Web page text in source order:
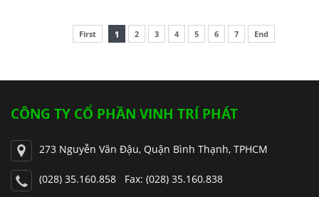
First 1 2 3 4 5 6 7 End
CÔNG TY CỔ PHẦN VINH TRÍ PHÁT
273 Nguyễn Văn Đậu, Quận Bình Thạnh, TPHCM
(028) 35.160.858 Fax: (028) 35.160.838